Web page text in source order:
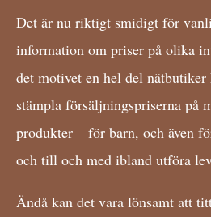
Det är nu riktigt smidigt för
information om priser på olika
det motivet en hel del
stämpla försäljningspriserna på
produkter – för barn, och även
och till och med ibland utföra
Ändå kan det vara lönsamt att